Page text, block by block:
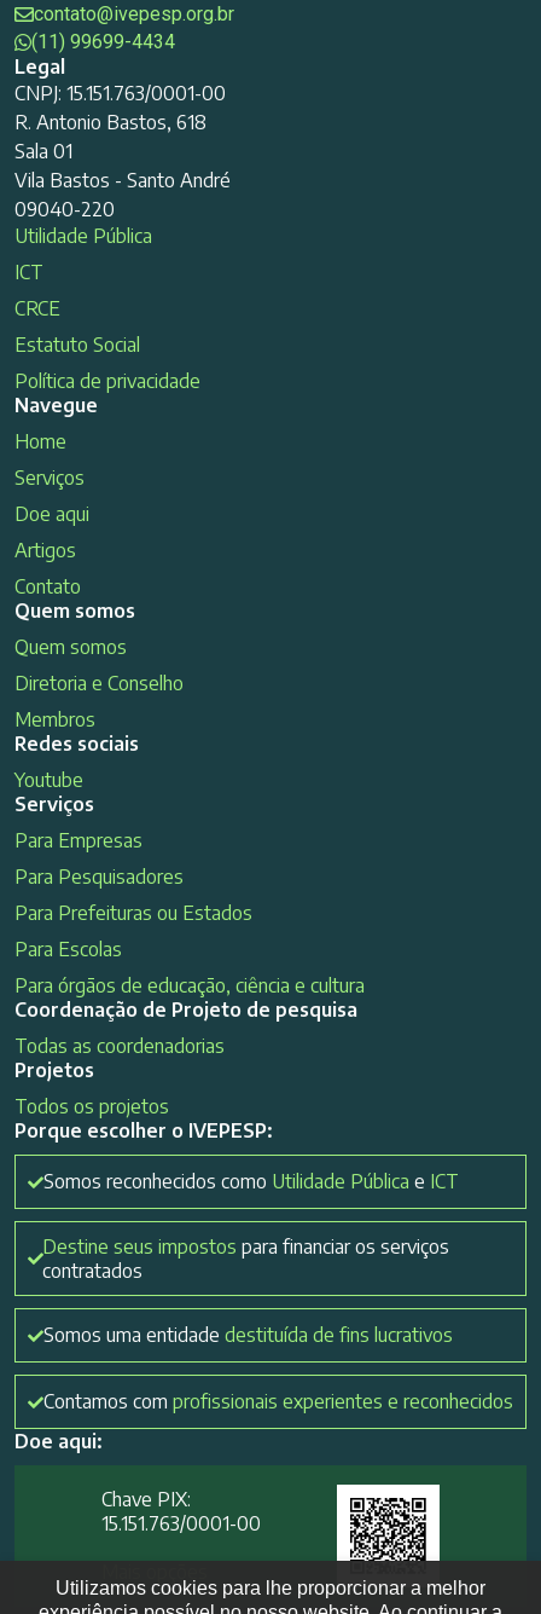
contato@ivepesp.org.br
(11) 99699-4434
Legal
CNPJ: 15.151.763/0001-00
R. Antonio Bastos, 618
Sala 01
Vila Bastos - Santo André
09040-220
Utilidade Pública
ICT
CRCE
Estatuto Social
Política de privacidade
Navegue
Home
Serviços
Doe aqui
Artigos
Contato
Quem somos
Quem somos
Diretoria e Conselho
Membros
Redes sociais
Youtube
Serviços
Para Empresas
Para Pesquisadores
Para Prefeituras ou Estados
Para Escolas
Para órgãos de educação, ciência e cultura
Coordenação de Projeto de pesquisa
Todas as coordenadorias
Projetos
Todos os projetos
Porque escolher o IVEPESP:
Somos reconhecidos como Utilidade Pública e ICT
Destine seus impostos para financiar os serviços
contratados
Somos uma entidade destituída de fins lucrativos
Contamos com profissionais experientes e reconhecidos
Doe aqui:
Chave PIX:
15.151.763/0001-00​
Utilizamos cookies para lhe proporcionar a melhor